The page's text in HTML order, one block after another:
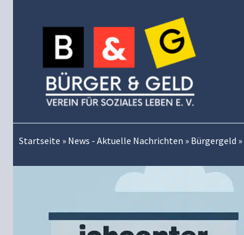
Startseite » News - Aktuelle Nachrichten » Bürgergeld »